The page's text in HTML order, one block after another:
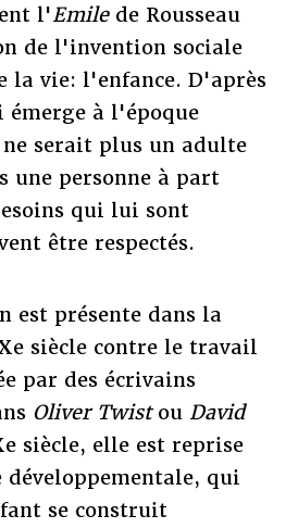
l'Emilede Rousseau
de l'invention sociale
la vie: l'enfance. D'après
émerge à l'époque
serait plus un adulte
une personne à part
qui lui sont
être respectés.
est présente dans la
siècle contre le travail
par des écrivains
Oliver Twistou David
siècle, elle est reprise
qui
se construit